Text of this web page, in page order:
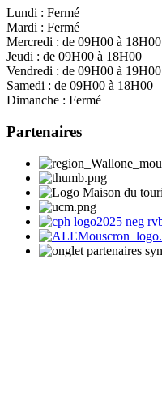
Lundi : Fermé
Mardi : Fermé
Mercredi : de 09H00 à 18H00
Jeudi : de 09H00 à 18H00
Vendredi : de 09H00 à 19H00
Samedi : de 09H00 à 18H00
Dimanche : Fermé
Partenaires